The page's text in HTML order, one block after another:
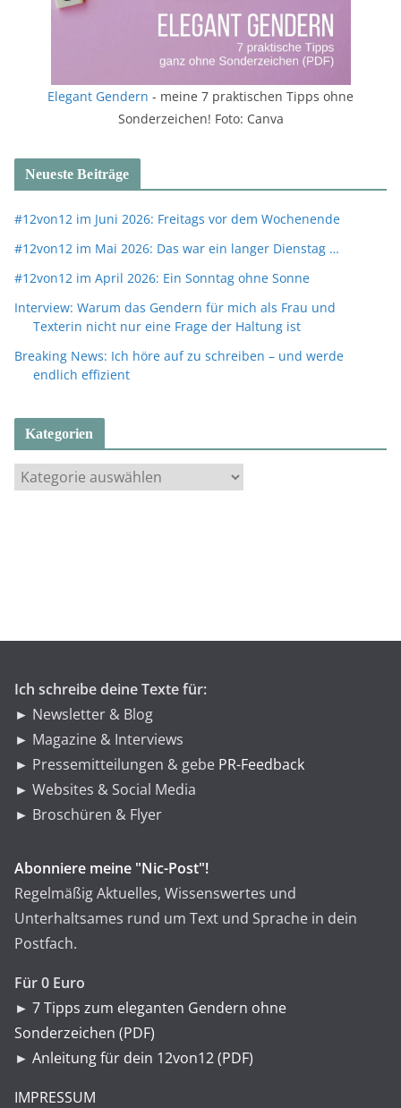
Elegant Gendern - meine 7 praktischen Tipps ohne
Sonderzeichen! Foto: Canva
Neueste Beiträge
#12von12 im Juni 2026: Freitags vor dem Wochenende
#12von12 im Mai 2026: Das war ein langer Dienstag …
#12von12 im April 2026: Ein Sonntag ohne Sonne
Interview: Warum das Gendern für mich als Frau und
Texterin nicht nur eine Frage der Haltung ist
Breaking News: Ich höre auf zu schreiben – und werde
endlich effizient
Kategorien
a
Ich schreibe deine Texte für:
► Newsletter & Blog
► Magazine & Interviews
► Pressemitteilungen & gebe PR-Feedback
► Websites & Social Media
► Broschüren & Flyer
Abonniere meine "Nic-Post"!
Regelmäßig Aktuelles, Wissenswertes und
Unterhaltsames rund um Text und Sprache in dein
Postfach.
Für 0 Euro
► 7 Tipps zum eleganten Gendern ohne
Sonderzeichen (PDF)
► Anleitung für dein 12von12 (PDF)
IMPRESSUM